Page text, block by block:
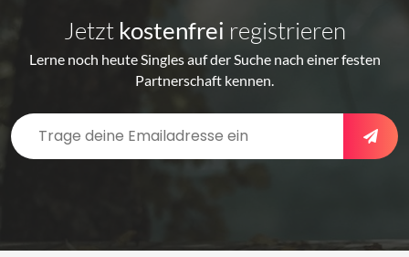
Jetzt kostenfrei registrieren
Lerne noch heute Singles auf der Suche nach einer festen
Partnerschaft kennen.